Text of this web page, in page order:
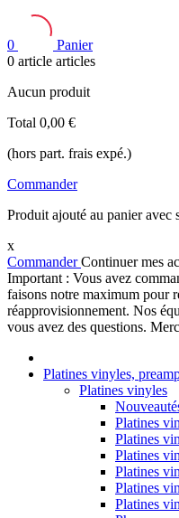
0
Panier
0 article articles
Aucun produit
Total 0,00 €
(hors part. frais expé.)
Commander
Produit ajouté au panier avec
x
CommanderContinuer mes
Important : Vous avez
faisons notre maximum pour
réapprovisionnement. Nos
vous avez des questions.
Platines vinyles,
Platines vinyles
Platines
Platines
Platines
Platines
Platines
Platines